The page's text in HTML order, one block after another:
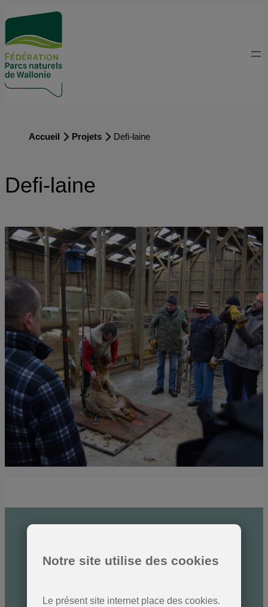
Accueil Projets Defi-laine
Defi-laine
naturels
Notre site utilise des cookies
Le présent site internet place des cookies.